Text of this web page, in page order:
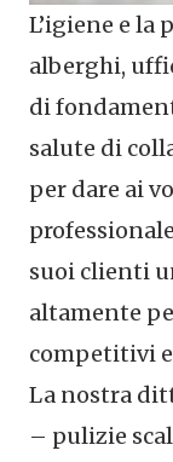
L’igiene e la
alberghi,
di
salute di
per dare ai
suoi clienti
altamente
competitivi
La nostra
– pulizie